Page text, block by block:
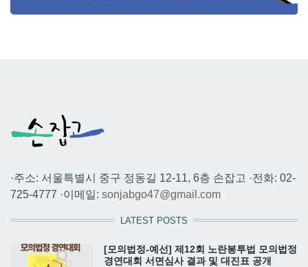
·주소: 서울특별시 중구 정동길 12-11, 6층 손잡고 ·전화: 02-
725-4777 ·이메일: sonjabgo47@gmail.com
LATEST POSTS
[모의법정-예선] 제12회 노란봉투법 모의법정
경연대회 서면심사 결과 및 대진표 공개